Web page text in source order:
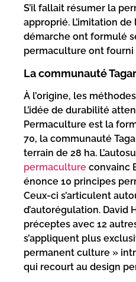
S’il fallait résumer la
approprié. L’imitation
démarche ont formulé
permaculture ont fourni
La communauté
À l’origine, les
L’idée de durabilité
Permaculture est la
70, la communauté
terrain de 28 ha.
permaculture convainc
énonce 10 principes
Ceux-ci s’articulent
d’autorégulation.
préceptes avec 12
s’appliquent plus
permanent culture »
qui recourt au design